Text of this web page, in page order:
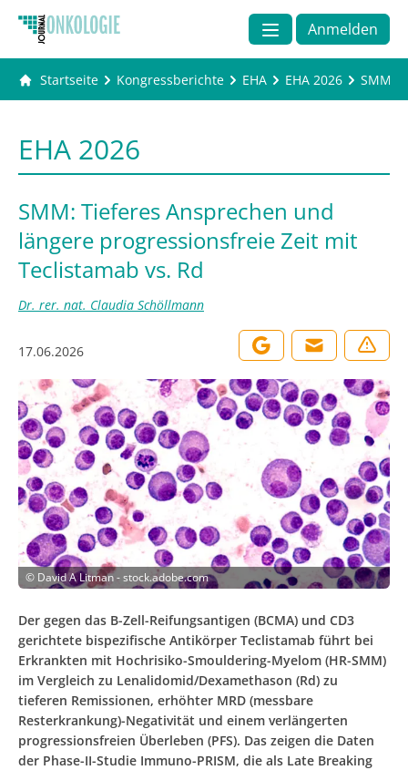
Anmelden
Startseite Kongressberichte EHA EHA 2026 SMM:
EHA 2026
SMM: Tieferes Ansprechen und
längere progressionsfreie Zeit mit
Teclistamab vs. Rd
Dr. rer. nat. Claudia Schöllmann
17.06.2026
© David A Litman - stock.adobe.com
Der gegen das B-Zell-Reifungsantigen (BCMA) und CD3
gerichtete bispezifische Antikörper Teclistamab führt bei
Erkrankten mit Hochrisiko-Smouldering-Myelom (HR-SMM)
im Vergleich zu Lenalidomid/Dexamethason (Rd) zu
tieferen Remissionen, erhöhter MRD (messbare
Resterkrankung)-Negativität und einem verlängerten
progressionsfreien Überleben (PFS). Das zeigen die Daten
der Phase-II-Studie Immuno-PRISM, die als Late Breaking